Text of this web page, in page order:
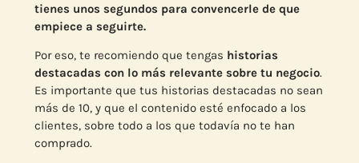
tienes unos segundos para convencerle de que
empiece a seguirte.
Por eso, te recomiendo que tengas historias
destacadas con lo más relevante sobre tu negocio.
Es importante que tus historias destacadas no sean
más de 10, y que el contenido esté enfocado a los
clientes, sobre todo a los que todavía no te han
comprado.